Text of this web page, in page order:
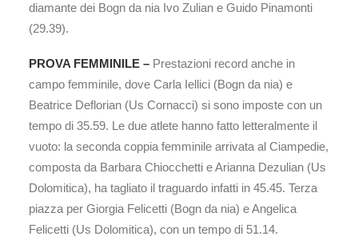
diamante dei Bogn da nia Ivo Zulian e Guido Pinamonti
(29.39).
PROVA FEMMINILE – Prestazioni record anche in
campo femminile, dove Carla Iellici (Bogn da nia) e
Beatrice Deflorian (Us Cornacci) si sono imposte con un
tempo di 35.59. Le due atlete hanno fatto letteralmente il
vuoto: la seconda coppia femminile arrivata al Ciampedie,
composta da Barbara Chiocchetti e Arianna Dezulian (Us
Dolomitica), ha tagliato il traguardo infatti in 45.45. Terza
piazza per Giorgia Felicetti (Bogn da nia) e Angelica
Felicetti (Us Dolomitica), con un tempo di 51.14.